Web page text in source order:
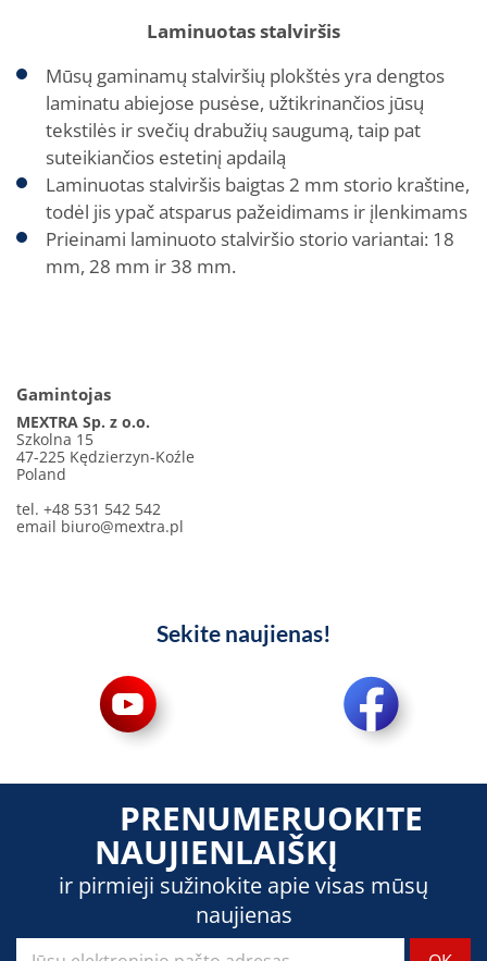
Laminuotas stalviršis
Mūsų gaminamų stalviršių plokštės yra dengtos
laminatu abiejose pusėse, užtikrinančios jūsų
tekstilės ir svečių drabužių saugumą, taip pat
suteikiančios estetinį apdailą
Laminuotas stalviršis baigtas 2 mm storio kraštine,
todėl jis ypač atsparus pažeidimams ir įlenkimams
Prieinami laminuoto stalviršio storio variantai: 18
mm, 28 mm ir 38 mm.
Gamintojas
MEXTRA Sp. z o.o.
Szkolna 15
47-225 Kędzierzyn-Koźle
Poland
tel. +48 531 542 542
email biuro@mextra.pl
Sekite naujienas!
PRENUMERUOKITE
NAUJIENLAIŠKĮ
ir pirmieji sužinokite apie visas mūsų
naujienas